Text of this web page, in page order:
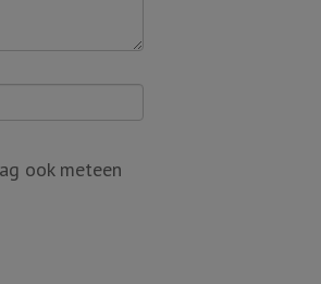
ook meteen